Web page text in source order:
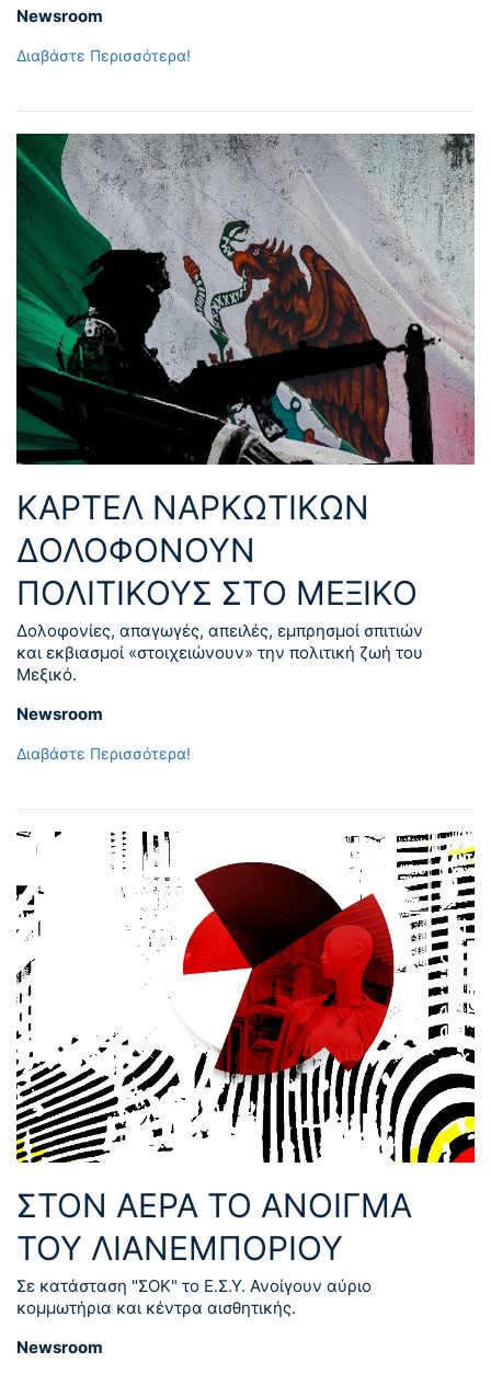
Newsroom
Διαβάστε Περισσότερα!
ΚΑΡΤΕΛ ΝΑΡΚΩΤΙΚΩΝ
ΔΟΛΟΦΟΝΟΥΝ
ΠΟΛΙΤΙΚΟΥΣ ΣΤΟ ΜΕΞΙΚΟ
Δολοφονίες, απαγωγές, απειλές, εμπρησμοί σπιτιών
και εκβιασμοί «στοιχειώνουν» την πολιτική ζωή του
Μεξικό.
Newsroom
Διαβάστε Περισσότερα!
ΣΤΟΝ ΑΕΡΑ ΤΟ ΑΝΟΙΓΜΑ
ΤΟΥ ΛΙΑΝΕΜΠΟΡΙΟΥ
Σε κατάσταση "ΣΟΚ" το Ε.Σ.Υ. Ανοίγουν αύριο
κομμωτήρια και κέντρα αισθητικής.
Newsroom